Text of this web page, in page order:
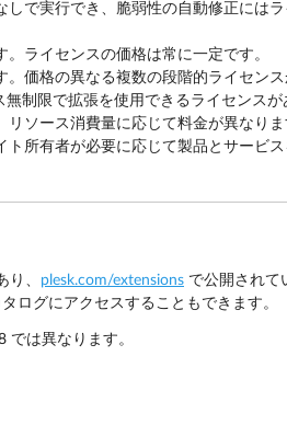
で実行でき、脆弱性の自動修正には
ライセンスの価格は常に一定です。
。価格の異なる複数の段階的ライセン
制限で拡張を使用できるライセンスが
ソース消費量に応じて料金が異なりま
ト所有者が必要に応じて製品とサービ
り、 plesk.com/extensions で公開されて
ログにアクセスすることもできます。
では異なります。